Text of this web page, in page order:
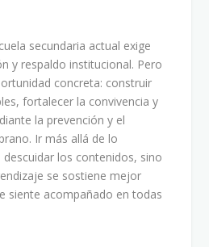
secundaria actual exige
y respaldo institucional. Pero
concreta: construir
fortalecer la convivencia y
la prevención y el
Ir más allá de lo
los contenidos, sino
se sostiene mejor
siente acompañado en todas